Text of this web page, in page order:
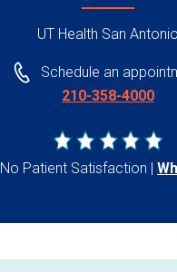
UT Health San Antonio
Schedule an
210-358-4000
No Patient Satisfaction